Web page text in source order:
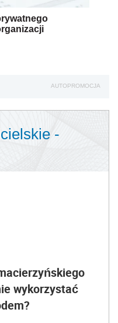
AUTOPROMOCJA
-
wykorzystać